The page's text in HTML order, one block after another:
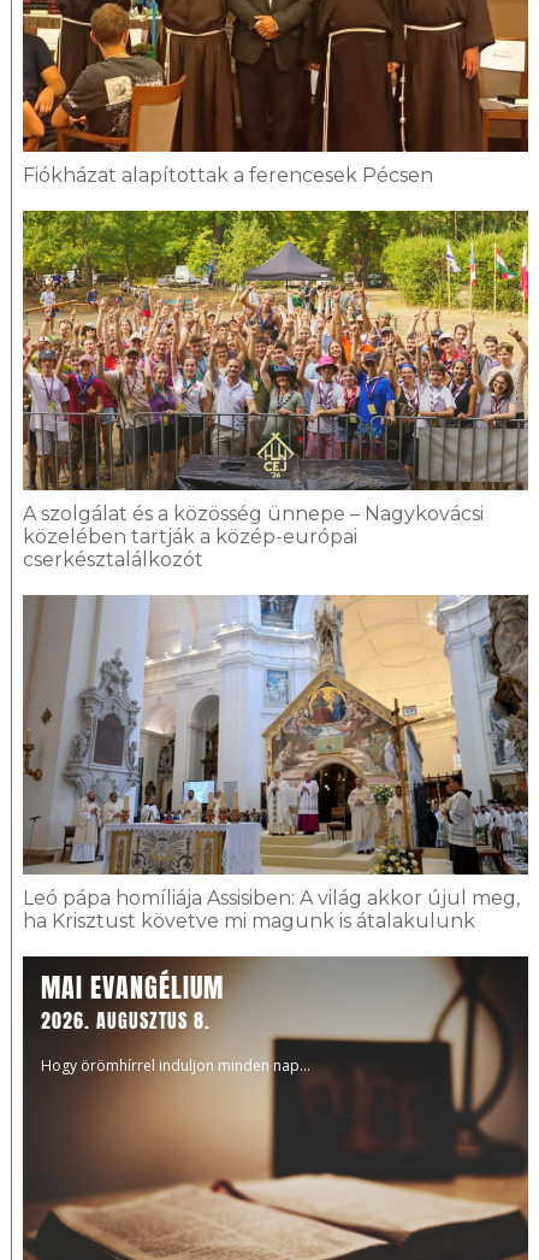
Fiókházat alapítottak a ferencesek Pécsen
A szolgálat és a közösség ünnepe – Nagykovácsi
közelében tartják a közép-európai
cserkésztalálkozót
Leó pápa homíliája Assisiben: A világ akkor újul meg,
ha Krisztust követve mi magunk is átalakulunk
MAI EVANGÉLIUM
2026. AUGUSZTUS 8.
Hogy örömhírrel induljon minden nap...